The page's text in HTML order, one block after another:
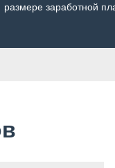
размере заработной